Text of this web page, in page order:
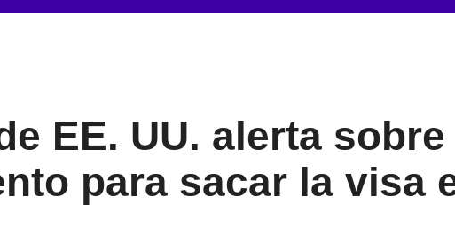
EE. UU. alerta sobre
para sacar la visa